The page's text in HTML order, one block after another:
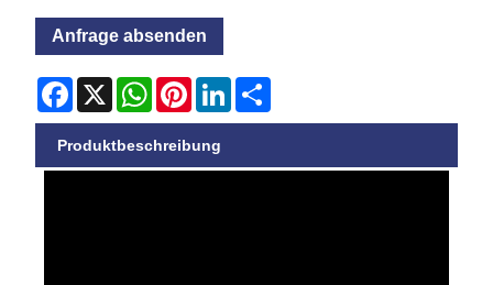
Anfrage absenden
Facebook
X WhatsApp
PinterestLinkedIn
Produktbeschreibung